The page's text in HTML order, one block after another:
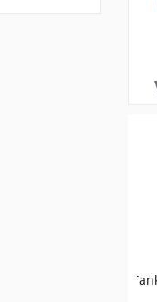
Tankdurchführung Grau